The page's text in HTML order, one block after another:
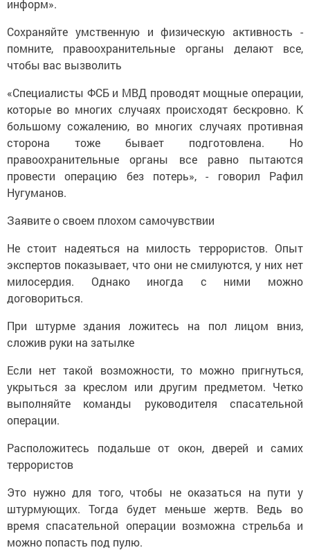
информ».
Сохраняйте умственную и физическую активность -
помните, правоохранительные органы делают все,
чтобы вас вызволить
«Специалисты ФСБ и МВД проводят мощные операции,
которые во многих случаях происходят бескровно. К
большому сожалению, во многих случаях противная
сторона тоже бывает подготовлена. Но
правоохранительные органы все равно пытаются
провести операцию без потерь», - говорил Рафил
Нугуманов.
Заявите о своем плохом самочувствии
Не стоит надеяться на милость террористов. Опыт
экспертов показывает, что они не смилуются, у них нет
милосердия. Однако иногда с ними можно
договориться.
При штурме здания ложитесь на пол лицом вниз,
сложив руки на затылке
Если нет такой возможности, то можно пригнуться,
укрыться за креслом или другим предметом. Четко
выполняйте команды руководителя спасательной
операции.
Расположитесь подальше от окон, дверей и самих
террористов
Это нужно для того, чтобы не оказаться на пути у
штурмующих. Тогда будет меньше жертв. Ведь во
время спасательной операции возможна стрельба и
можно попасть под пулю.